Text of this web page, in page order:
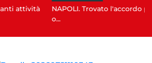
NAPOLI. Trovato l'accordo per il